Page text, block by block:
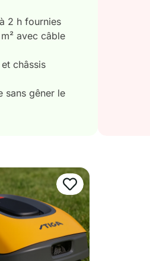
2 h fournies
avec câble
châssis
sans gêner le